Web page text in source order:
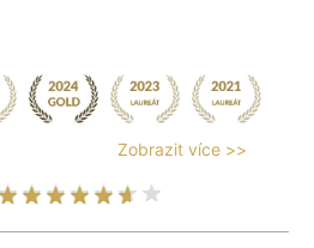
Zobrazit více >>